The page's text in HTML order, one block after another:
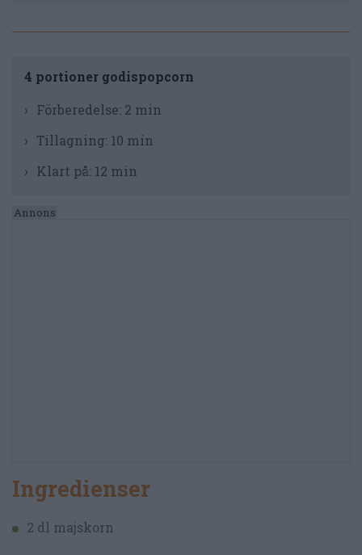
4 portioner godispopcorn
Förberedelse: 2 min
Tillagning: 10 min
Klart på: 12 min
Ingredienser
2 dl majskorn